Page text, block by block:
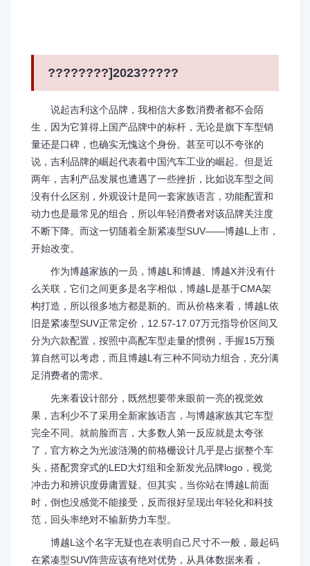
????????]2023?????
说起吉利这个品牌，我相信大多数消费者都不会陌
生，因为它算得上国产品牌中的标杆，无论是旗下车型销
量还是口碑，也确实无愧这个身份。甚至可以不夸张的
说，吉利品牌的崛起代表着中国汽车工业的崛起。但是近
两年，吉利产品发展也遭遇了一些挫折，比如说车型之间
没有什么区别，外观设计是同一套家族语言，功能配置和
动力也是最常见的组合，所以年轻消费者对该品牌关注度
不断下降。而这一切随着全新紧凑型SUV——博越L上市，
开始改变。
作为博越家族的一员，博越L和博越、博越X并没有什
么关联，它们之间更多是名字相似，博越L是基于CMA架
构打造，所以很多地方都是新的。而从价格来看，博越L依
旧是紧凑型SUV正常定价，12.57-17.07万元指导价区间又
分为六款配置，按照中高配车型走量的惯例，手握15万预
算自然可以考虑，而且博越L有三种不同动力组合，充分满
足消费者的需求。
先来看设计部分，既然想要带来眼前一亮的视觉效
果，吉利少不了采用全新家族语言，与博越家族其它车型
完全不同。就前脸而言，大多数人第一反应就是太夸张
了，官方称之为光波涟漪的前格栅设计几乎是占据整个车
头，搭配贯穿式的LED大灯组和全新发光品牌logo，视觉
冲击力和辨识度毋庸置疑。但其实，当你站在博越L前面
时，倒也没感觉不能接受，反而很好呈现出年轻化和科技
范，回头率绝对不输新势力车型。
博越L这个名字无疑也在表明自己尺寸不一般，最起码
在紧凑型SUV阵营应该有绝对优势，从具体数据来看，